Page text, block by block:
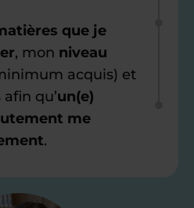
que je
, mon niveau
acquis) et
qu’un(e)
me
.